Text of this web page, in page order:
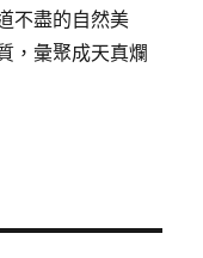
不盡的自然美
，彙聚成天真爛